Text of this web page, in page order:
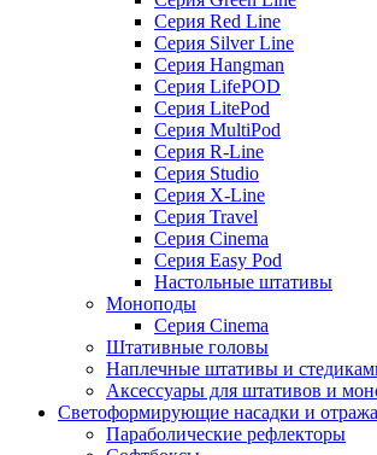
Серия Red Line
Серия Silver Line
Серия Hangman
Серия LifePOD
Серия LitePod
Серия MultiPod
Серия R-Line
Серия Studio
Серия X-Line
Серия Travel
Серия Cinema
Серия Easy Pod
Настольные штативы
Моноподы
Серия Cinema
Штативные головы
Наплечные штативы и
Аксессуары для штативов и
Светоформирующие насадки и
Параболические рефлекторы